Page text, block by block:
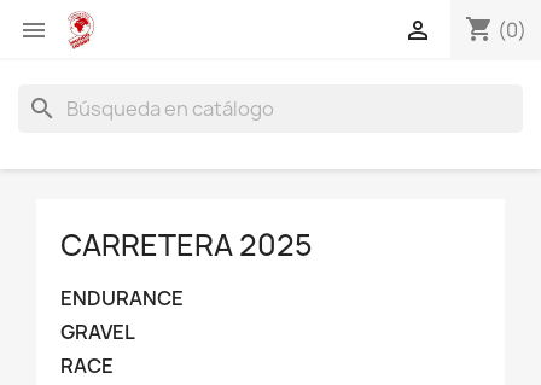
 shopping_cart (0)

search
CARRETERA 2025
ENDURANCE
GRAVEL
RACE